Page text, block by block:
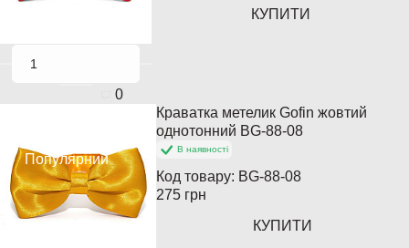
0
КУПИТИ
Популярний
Краватка метелик Gofin жовтий
однотонний BG-88-08
В наявності
Код товару: BG-88-08
275 грн
КУПИТИ